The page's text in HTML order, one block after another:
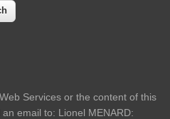
Services or the content of this
email to: Lionel MENARD: